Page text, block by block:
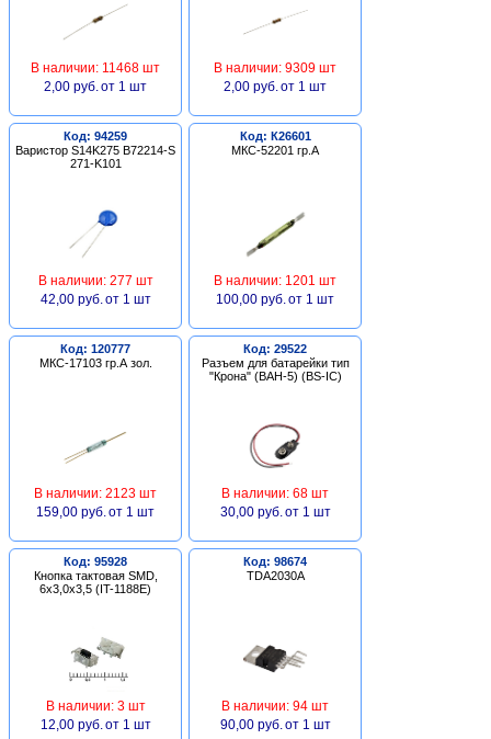
В наличии: 11468 шт
2,00 руб. от 1 шт
В наличии: 9309 шт
2,00 руб. от 1 шт
Код: 94259
Варистор S14K275 B72214-S
271-K101
В наличии: 277 шт
42,00 руб. от 1 шт
Код: К26601
МКС-52201 гр.А
В наличии: 1201 шт
100,00 руб. от 1 шт
Код: 120777
МКС-17103 гр.А зол.
В наличии: 2123 шт
159,00 руб. от 1 шт
Код: 29522
Разъем для батарейки тип
"Крона" (BAH-5) (BS-IC)
В наличии: 68 шт
30,00 руб. от 1 шт
Код: 95928
Кнопка тактовая SMD,
6х3,0х3,5 (IT-1188E)
В наличии: 3 шт
12,00 руб. от 1 шт
Код: 98674
TDA2030A
В наличии: 94 шт
90,00 руб. от 1 шт